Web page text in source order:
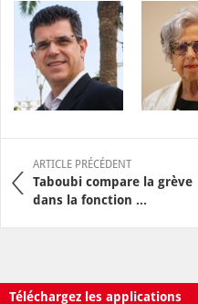
ARTICLE PRÉCÉDENT
Taboubi compare la grève
dans la fonction ...
Téléchargez les applications